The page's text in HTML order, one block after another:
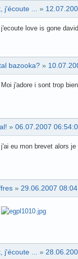
j'écoute ... »
j'ecoute love is gone
bazooka? »
Moi j'adore i sont trop
» 06.07.2007
j'ai eu mon brevet alors
» 29.06.2007
j'écoute ... »